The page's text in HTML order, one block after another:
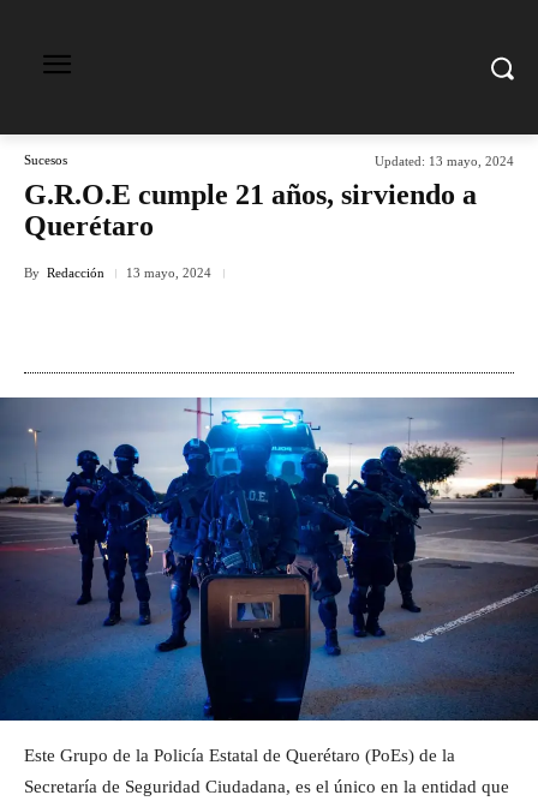
Sucesos Updated: 13 mayo, 2024
G.R.O.E cumple 21 años, sirviendo a
Querétaro
By Redacción 13 mayo, 2024
Este Grupo de la Policía Estatal de Querétaro (PoEs) de la
Secretaría de Seguridad Ciudadana, es el único en la entidad que